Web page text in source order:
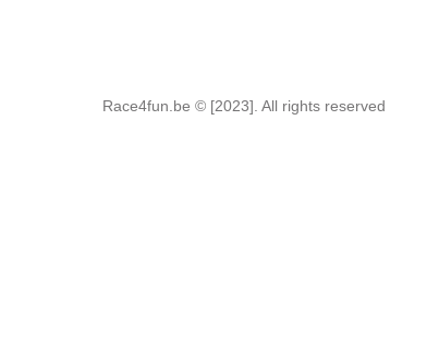
Race4fun.be © [2023]. All rights reserved